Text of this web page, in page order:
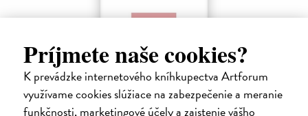
Príjmete naše cookies?
K prevádzke internetového kníhkupectva Artforum
využívame cookies slúžiace na zabezpečenie a meranie
funkčnosti, marketingové účely a zaistenie vášho